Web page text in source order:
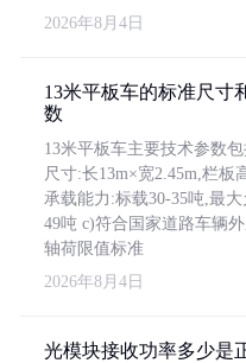
2026年8月4日
13米平板车的标准尺寸
数
13米平板车主要技术参数
尺寸:长13m×宽2.45m,栏板
承载能力:标载30-35吨,最
49吨 c)符合国家道路车辆
轴荷限值标准
2026年8月4日
光模块接收功率多少是